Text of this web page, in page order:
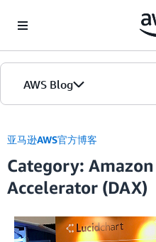
AWS Blog
首页
版本
亚马逊AWS官方博客
Category:
Accelerator (DAX)